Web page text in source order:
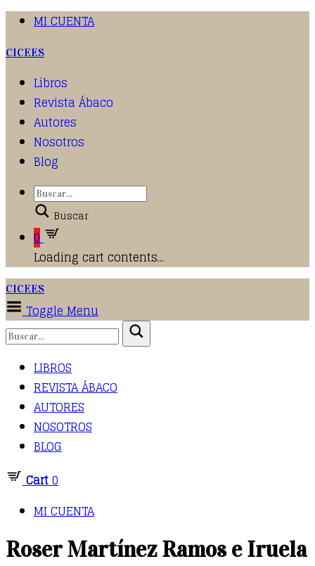
MI CUENTA
CICEES
Libros
Revista Ábaco
Autores
Nosotros
Blog
Buscar
0
Loading cart contents...
CICEES
Toggle Menu
LIBROS
REVISTA ÁBACO
AUTORES
NOSOTROS
BLOG
Cart0
MI CUENTA
Roser Martínez Ramos e Iruela